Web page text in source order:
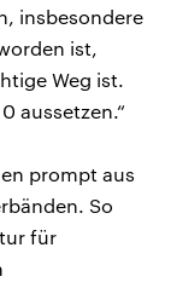
insbesondere
ist,
Weg ist.
aussetzen.“
prompt aus
So
für